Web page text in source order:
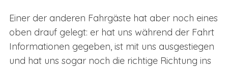
Einer der anderen Fahrgäste hat aber noch eines
oben drauf gelegt: er hat uns während der Fahrt
Informationen gegeben, ist mit uns ausgestiegen
und hat uns sogar noch die richtige Richtung ins